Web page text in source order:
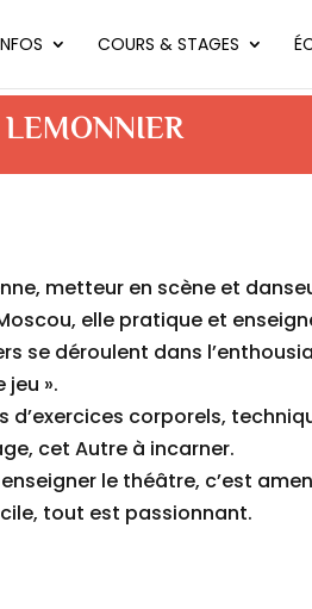
COURS & STAGES
metteur en scène et
elle pratique et
se déroulent dans
jeu ».
d’exercices corporels,
cet Autre à incarner.
enseigner le théâtre, c’est
tout est passionnant.